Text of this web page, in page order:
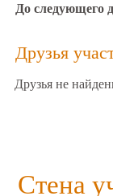
До следующего
Друзья
Друзья не
Стена